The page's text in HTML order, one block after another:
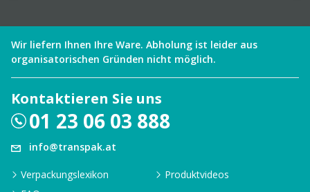
Wir liefern Ihnen Ihre Ware. Abholung ist leider aus
organisatorischen Gründen nicht möglich.
Kontaktieren Sie uns
01 23 06 03 888
info@transpak.at
Verpackungslexikon
Produktvideos